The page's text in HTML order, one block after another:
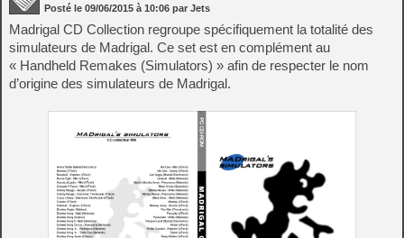
Posté le 09/06/2015 à 10:06 par Jets
Madrigal CD Collection regroupe spécifiquement la totalité des
simulateurs de Madrigal. Ce set est en complément au
« Handheld Remakes (Simulators) » afin de respecter le nom
d’origine des simulateurs de Madrigal.